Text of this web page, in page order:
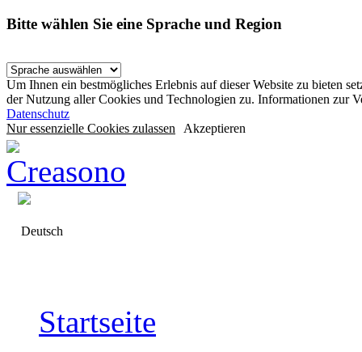
Bitte wählen Sie eine Sprache und Region
Um Ihnen ein bestmögliches Erlebnis auf dieser Website zu bieten
der Nutzung aller Cookies und Technologien zu. Informationen zur
Datenschutz
Nur essenzielle Cookies zulassen Akzeptieren
Deutsch
Startseite